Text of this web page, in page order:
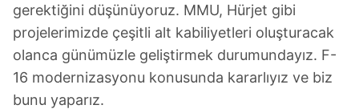
gerektiğini düşünüyoruz. MMU, Hürjet gibi
projelerimizde çeşitli alt kabiliyetleri oluşturacak
olanca günümüzle geliştirmek durumundayız. F-
16 modernizasyonu konusunda kararlıyız ve biz
bunu yaparız.